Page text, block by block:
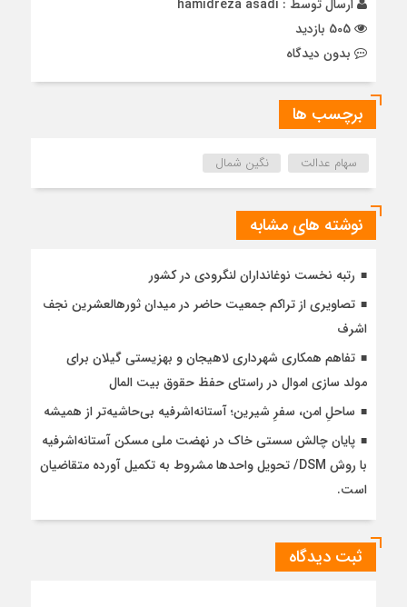
ارسال توسط : hamidreza asadi
بدون دیدگاه
برچسب ها
سهام عدالت نگین شمال
نوشته های مشابه
رتبه نخست نوغانداران لنگرودی در کشور
تصاویری از تراکم جمعیت حاضر در میدان ثورهالعشرین نجف
اشرف
تفاهم همکاری شهرداری لاهیجان و بهزیستی گیلان برای
مولد سازی اموال در راستای حفظ حقوق بیت المال
ساحلِ امن، سفرِ شیرین؛ آستانه‌اشرفیه بی‌حاشیه‌تر از همیشه
پایان چالش سستی خاک در نهضت ملی مسکن آستانه‌اشرفیه
با روش DSM/ تحویل واحدها مشروط به تکمیل آورده متقاضیان
است.
ثبت دیدگاه